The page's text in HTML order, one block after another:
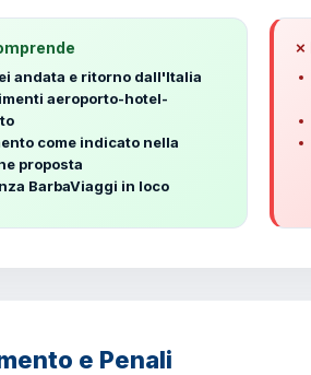
andata e ritorno dall'Italia
aeroporto-hotel-
come indicato nella
proposta
BarbaViaggi in loco
✗
e Penali